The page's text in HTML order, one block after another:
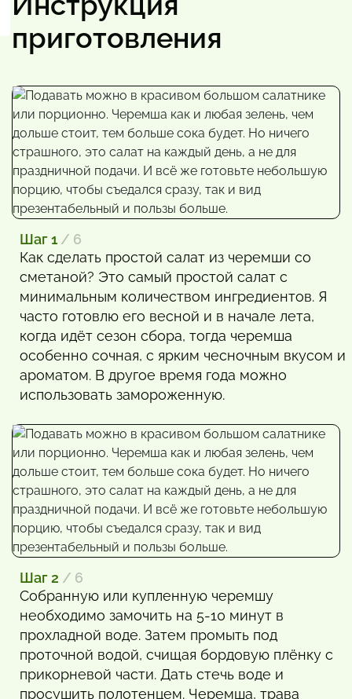
приготовления
Шаг 1 / 6
Как сделать простой салат из черемши со
сметаной? Это самый простой салат с
минимальным количеством ингредиентов. Я
часто готовлю его весной и в начале лета,
когда идёт сезон сбора, тогда черемша
особенно сочная, с ярким чесночным вкусом и
ароматом. В другое время года можно
использовать замороженную.
Шаг 2 / 6
Собранную или купленную черемшу
необходимо замочить на 5-10 минут в
прохладной воде. Затем промыть под
проточной водой, счищая бордовую плёнку с
прикорневой части. Дать стечь воде и
просушить полотенцем. Черемша, трава